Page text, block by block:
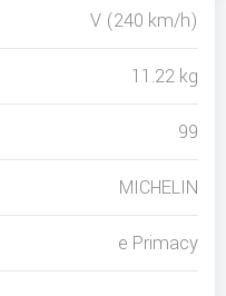
V (240 km/h)
11.22 kg
99
MICHELIN
e Primacy